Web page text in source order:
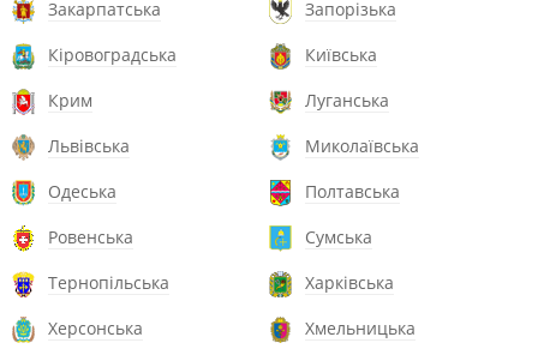
Закарпатська
Запорізька
Кіровоградська
Київська
Крим
Луганська
Львівська
Миколаївська
Одеська
Полтавська
Ровенська
Сумська
Тернопільська
Харківська
Херсонська
Хмельницька